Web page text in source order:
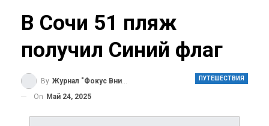
В Сочи 51 пляж
получил Синий флаг
ПУТЕШЕСТВИЯ
By Журнал "Фокус Внимания"
On Май 24, 2025